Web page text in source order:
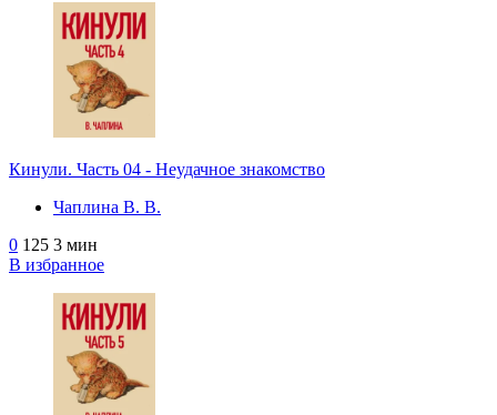
Кинули. Часть 04 - Неудачное знакомство
Чаплина В. В.
0 125 3 мин
В избранное